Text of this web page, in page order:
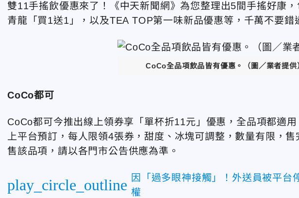
雙11手搖飲優惠來了！《中天新聞網》為您整理出5間手搖好康
青龍「買1送1」，以及TEA TOP第一味新品優惠等，千萬不要錯
CoCo全品項飲品皆有優惠。（圖／業者提供
CoCo都可
CoCo都可今推出線上領券享「單杯折11元」優惠，全品項都適
上平台預訂，每人限領4張券，甜度、冰塊可調整，數量有限，
售該品項，請以各門市公告供應為準。
play_circle_outline 因「過多眼神接觸」！外送員被平
權